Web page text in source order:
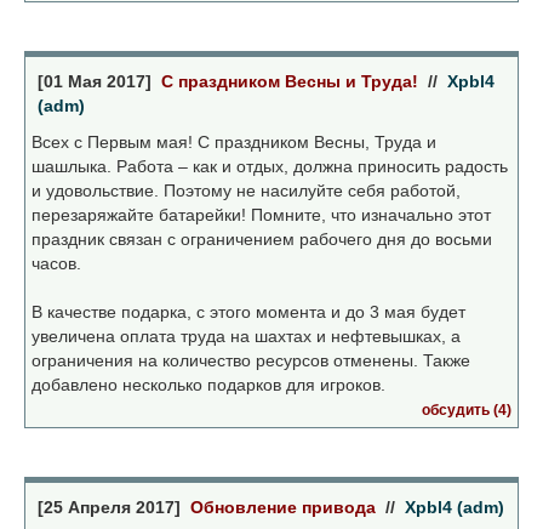
[01 Мая 2017] С праздником Весны и Труда! // Xpbl4
(adm)
Всех с Первым мая! С праздником Весны, Труда и
шашлыка. Работа – как и отдых, должна приносить радость
и удовольствие. Поэтому не насилуйте себя работой,
перезаряжайте батарейки! Помните, что изначально этот
праздник связан с ограничением рабочего дня до восьми
часов.
В качестве подарка, с этого момента и до 3 мая будет
увеличена оплата труда на шахтах и нефтевышках, а
ограничения на количество ресурсов отменены. Также
добавлено несколько подарков для игроков.
обсудить (4)
[25 Апреля 2017] Обновление привода // Xpbl4 (adm)